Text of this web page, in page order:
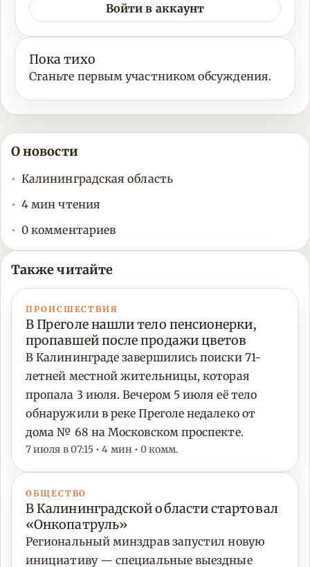
Войти в аккаунт
Пока тихо
Станьте первым участником обсуждения.
О новости
Калининградская область
4 мин чтения
0 комментариев
Также читайте
ПРОИСШЕСТВИЯ
В Преголе нашли тело пенсионерки,
пропавшей после продажи цветов
В Калининграде завершились поиски 71-
летней местной жительницы, которая
пропала 3 июля. Вечером 5 июля её тело
обнаружили в реке Преголе недалеко от
дома № 68 на Московском проспекте.
7 июля в 07:15 • 4 мин • 0 комм.
ОБЩЕСТВО
В Калининградской области стартовал
«Онкопатруль»
Региональный минздрав запустил новую
инициативу — специальные выездные